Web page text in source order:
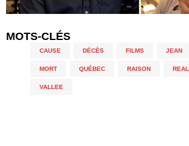
MOTS-CLÉS
CAUSE DÉCÈS FILMS JEAN
MORT QUÉBEC RAISON
VALLEE